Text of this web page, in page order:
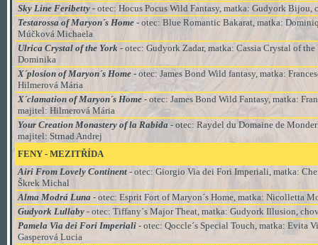
Sky Line Feribetty - otec: Hocus Pocus Wild Fantasy, matka: Gudyork Bijou,
Testarossa of Maryon´s Home - otec: Blue Romantic Bakarat, matka:
Múčková Michaela
Ulrica Crystal of the York - otec: Gudyork Zadar, matka: Cassia Crystal of the
Dominika
X´plosion of Maryon´s Home - otec: James Bond Wild fantasy, matka:
Hilmerová Mária
X´clamation of Maryon´s Home - otec: James Bond Wild Fantasy, matka:
majitel: Hilmerová Mária
Your Creation Monastery of la Rabida - otec: Raydel du Domaine de
majitel: Strnad Andrej
FENY - MEZITŘÍDA
Airi From Lovely Continent - otec: Giorgio Via dei Fori Imperiali, matka:
Škrek Michal
Alma Modrá Luna - otec: Esprit Fort of Maryon´s Home, matka: Nicolletta
Gudyork Lullaby - otec: Tiffany´s Major Theat, matka: Gudyork Illusion,
Pamela Via dei Fori Imperiali - otec: Qoccle´s Special Touch, matka: Evita
Gasperová Lucia